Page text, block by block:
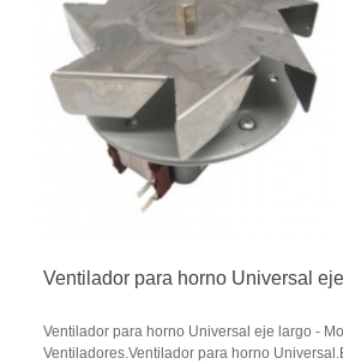
Ventilador para horno Universal
Ventilador para horno Universal eje largo -
Ventiladores.Ventilador para horno